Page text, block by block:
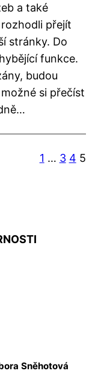
a také
přejít
stránky. Do
funkce.
budou
si přečíst
1 … 3 4 5
Sněhotová